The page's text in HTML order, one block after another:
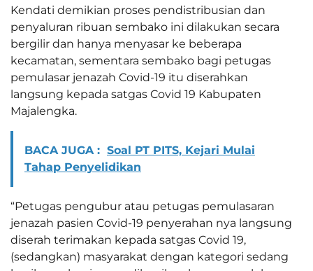
Kendati demikian proses pendistribusian dan
penyaluran ribuan sembako ini dilakukan secara
bergilir dan hanya menyasar ke beberapa
kecamatan, sementara sembako bagi petugas
pemulasar jenazah Covid-19 itu diserahkan
langsung kepada satgas Covid 19 Kabupaten
Majalengka.
BACA JUGA : Soal PT PITS, Kejari Mulai
Tahap Penyelidikan
“Petugas pengubur atau petugas pemulasaran
jenazah pasien Covid-19 penyerahan nya langsung
diserah terimakan kepada satgas Covid 19,
(sedangkan) masyarakat dengan kategori sedang